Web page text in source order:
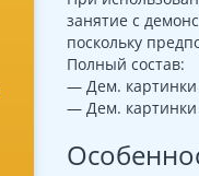
занятие с
поскольку
Полный состав:
— Дем. картинки
— Дем. картинки